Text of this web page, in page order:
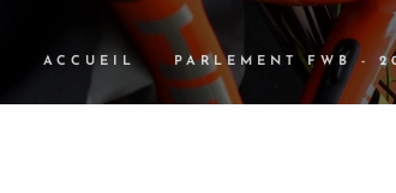
ACCUEIL PARLEMENT FWB -